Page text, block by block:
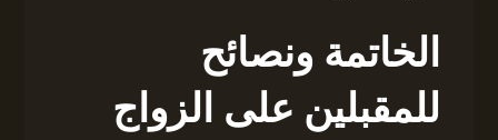
الخاتمة ونصائح
للمقبلين على الزواج